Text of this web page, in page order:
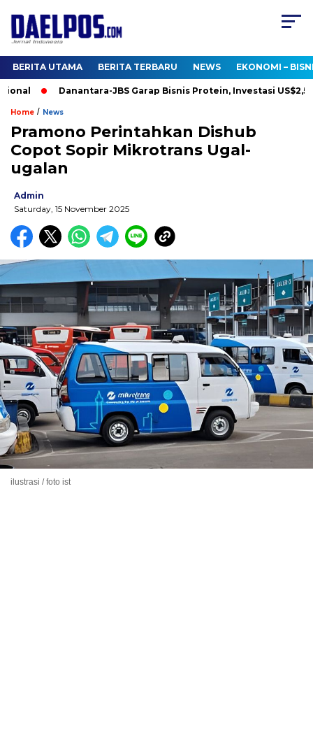
BERITA UTAMA BERITA TERBARU NEWS EKONOMI –
Danantara-JBS Garap Bisnis Protein, Investasi US$2,5
Home / News
Pramono Perintahkan Dishub
Copot Sopir Mikrotrans Ugal-
ugalan
Admin
Saturday, 15 November 2025
ilustrasi / foto ist